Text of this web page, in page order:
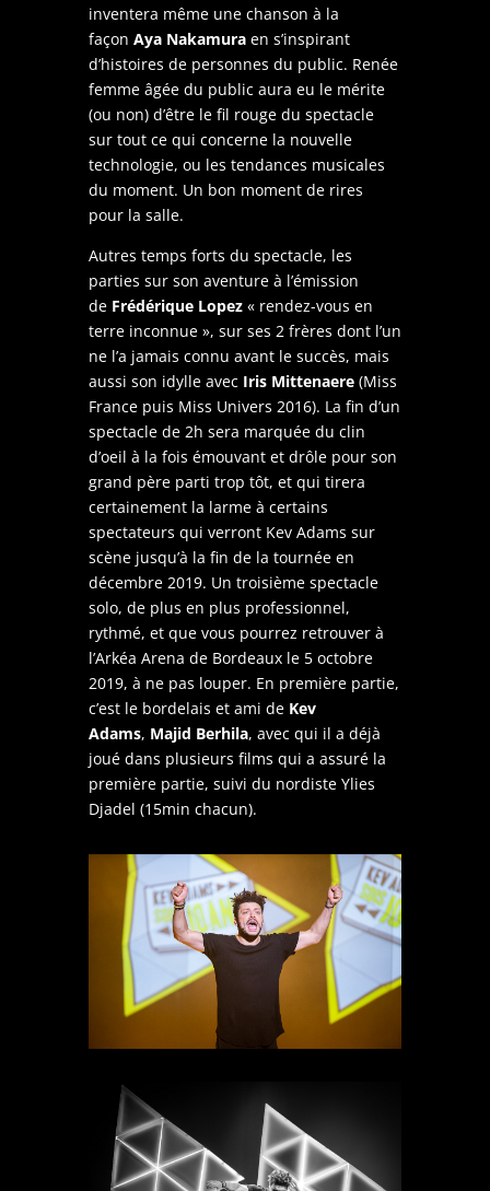
inventera même une chanson à la
façon Aya Nakamuraen s’inspirant
d’histoires de personnes du public. Renée
femme âgée du public aura eu le mérite
(ou non) d’être le fil rouge du spectacle
sur tout ce qui concerne la nouvelle
technologie, ou les tendances musicales
du moment. Un bon moment de rires
pour la salle.
Autres temps forts du spectacle, les
parties sur son aventure à l’émission
de Frédérique Lopez« rendez-vous en
terre inconnue », sur ses 2 frères dont l’un
ne l’a jamais connu avant le succès, mais
aussi son idylle avec Iris Mittenaere(Miss
France puis Miss Univers 2016). La fin d’un
spectacle de 2h sera marquée du clin
d’oeil à la fois émouvant et drôle pour son
grand père parti trop tôt, et qui tirera
certainement la larme à certains
spectateurs qui verront Kev Adams sur
scène jusqu’à la fin de la tournée en
décembre 2019. Un troisième spectacle
solo, de plus en plus professionnel,
rythmé, et que vous pourrez retrouver à
l’Arkéa Arena de Bordeaux le 5 octobre
2019, à ne pas louper. En première partie,
c’est le bordelais et ami de Kev
Adams, Majid Berhila, avec qui il a déjà
joué dans plusieurs films qui a assuré la
première partie, suivi du nordiste Ylies
Djadel (15min chacun).